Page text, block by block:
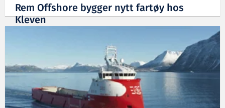
Rem Offshore bygger nytt fartøy hos
Kleven